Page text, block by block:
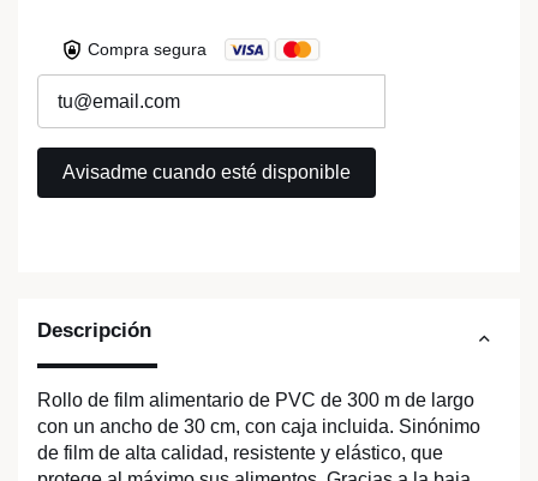
Descripción
Rollo de film alimentario de PVC de 300 m de largo
con un ancho de 30 cm, con caja incluida. Sinónimo
de film de alta calidad, resistente y elástico, que
Compra segura